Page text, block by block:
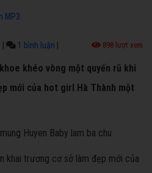
MP3
1 bình luận 898 lượt xem
khéo vòng một quyến rũ khi
mới của hot girl Hà Thành một
khai trương cơ sở làm đẹp mới của